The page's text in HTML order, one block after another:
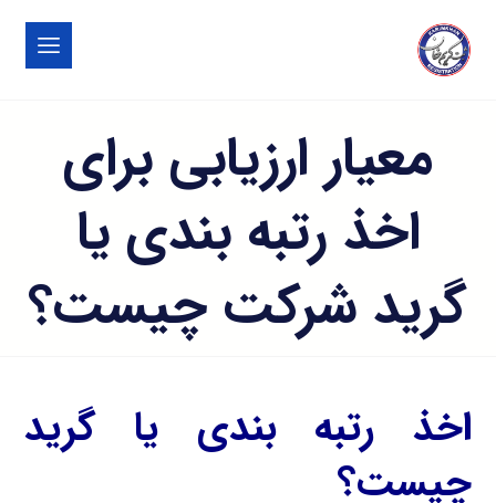
معیار ارزیابی برای
اخذ رتبه بندی یا
گرید شرکت چیست؟
اخذ رتبه بندی یا گرید
چیست؟